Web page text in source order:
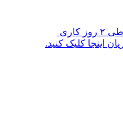
اینجا کلیک کنید.